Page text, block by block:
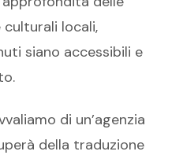
locali,
siano accessibili e
di un’agenzia
della traduzione